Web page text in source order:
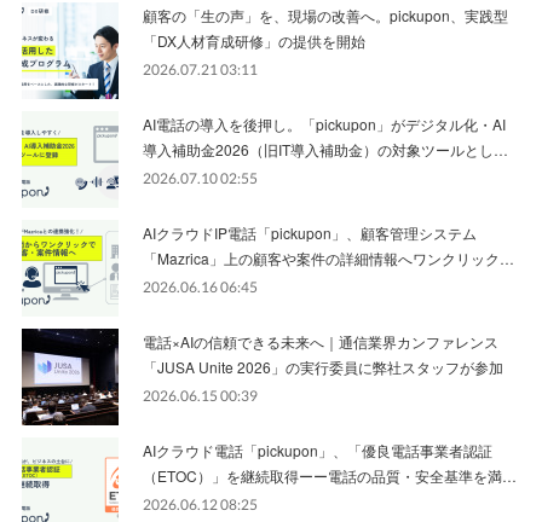
顧客の「生の声」を、現場の改善へ。pickupon、実践型
「DX人材育成研修」の提供を開始
2026.07.21 03:11
AI電話の導入を後押し。「pickupon」がデジタル化・AI
導入補助金2026（旧IT導入補助金）の対象ツールとし…
2026.07.10 02:55
AIクラウドIP電話「pickupon」、顧客管理システム
「Mazrica」上の顧客や案件の詳細情報へワンクリック…
2026.06.16 06:45
電話×AIの信頼できる未来へ｜通信業界カンファレンス
「JUSA Unite 2026」の実行委員に弊社スタッフが参加
2026.06.15 00:39
AIクラウド電話「pickupon」、「優良電話事業者認証
（ETOC）」を継続取得ーー電話の品質・安全基準を満…
2026.06.12 08:25